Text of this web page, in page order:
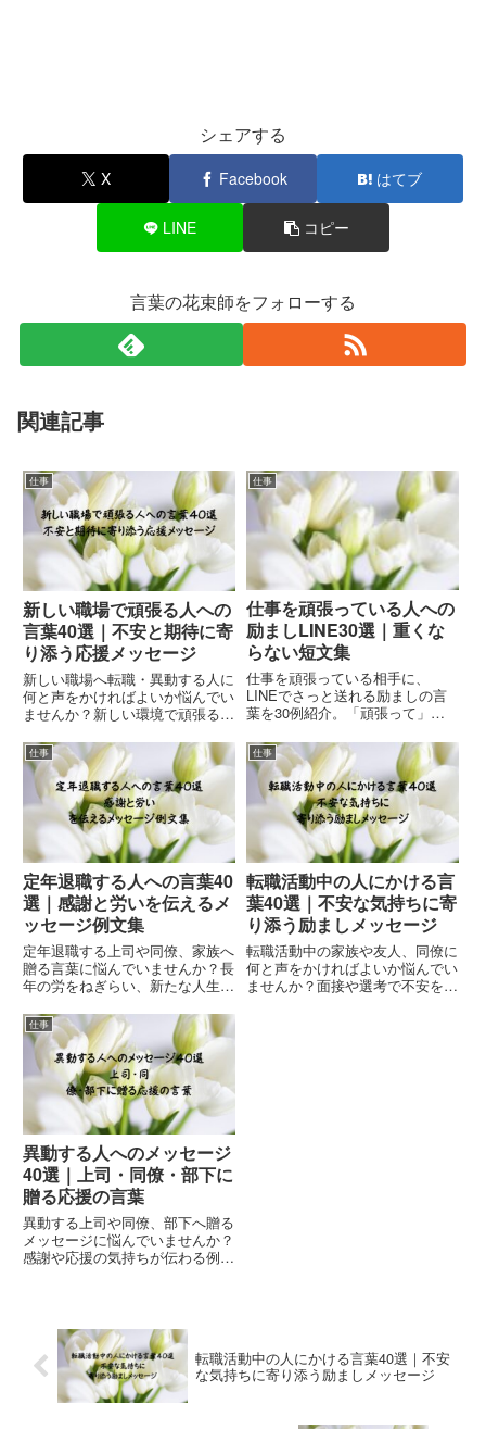
シェアする
X Facebook はてブ
LINE コピー
言葉の花束師をフォローする
関連記事
仕事
新しい職場で頑張る人への
言葉40選｜不安と期待に寄
り添う応援メッセージ
新しい職場へ転職・異動する人に
何と声をかければよいか悩んでい
ませんか？新しい環境で頑張る人
ージ40選をご紹介します。
仕事
仕事を頑張っている人への
励ましLINE30選｜重くな
らない短文集
仕事を頑張っている相手に、
LINEでさっと送れる励ましの言
葉を30例紹介。「頑張って」以
ーをかけない短文メッセージを関
係性・シーン別にまとめました。
仕事
定年退職する人への言葉40
選｜感謝と労いを伝えるメ
ッセージ例文集
定年退職する上司や同僚、家族へ
贈る言葉に悩んでいませんか？長
年の労をねぎらい、新たな人生を
ご紹介します。
仕事
転職活動中の人にかける言
葉40選｜不安な気持ちに寄
り添う励ましメッセージ
転職活動中の家族や友人、同僚に
何と声をかければよいか悩んでい
ませんか？面接や選考で不安を抱
仕事
異動する人へのメッセージ
40選｜上司・同僚・部下に
贈る応援の言葉
異動する上司や同僚、部下へ贈る
メッセージに悩んでいませんか？
感謝や応援の気持ちが伝わる例文
転職活動中の人にかける言葉40選｜不安
な気持ちに寄り添う励ましメッセージ